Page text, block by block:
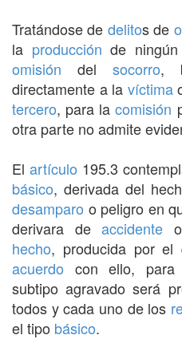
Tratándose de delitos de
la producción de ningún
omisión del socorro,
directamente a la víctima
tercero, para lacomisión
otra parte no admite
Elartículo 195.3
básico, derivada del
desamparo o peligro en
derivara deaccidente
hecho, producida por
acuerdo con ello, para
subtipo agravado será
todos y cada uno de los
el tipo básico.